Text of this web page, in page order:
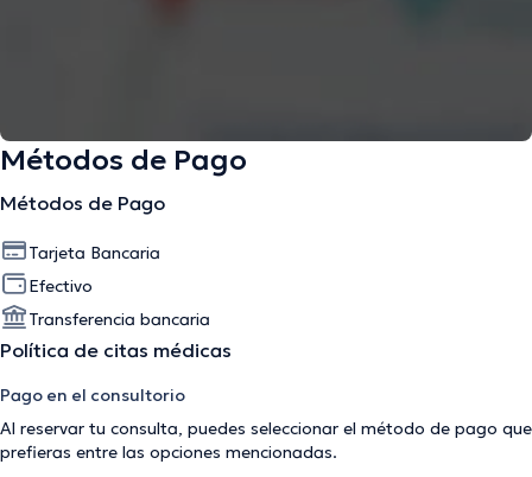
Métodos de Pago
Métodos de Pago
Tarjeta Bancaria
Efectivo
Transferencia bancaria
Política de citas médicas
Pago en el consultorio
Al reservar tu consulta, puedes seleccionar el método de pago que
prefieras entre las opciones mencionadas.